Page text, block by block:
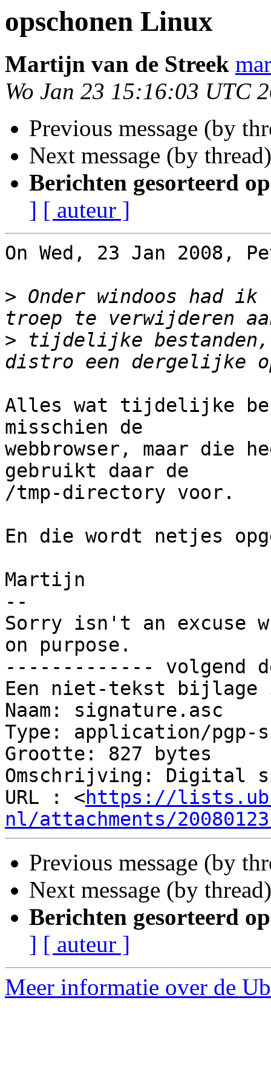
opschonen Linux
Martijn van de Streek
Wo Jan 23 15:16:03 UTC
Previous message (by
Next message (by
Berichten gesorteerd
] [ auteur ]
On Wed, 23 Jan 2008,
> Onder windoos had
> tijdelijke bestanden,
Alles wat tijdelijke
misschien de
webbrowser, maar die
gebruikt daar de
/tmp-directory voor.
En die wordt netjes
Martijn
--
Sorry isn't an excuse
on purpose.
------------- volgend
Een niet-tekst
Naam: signature.asc
Type: application/pgp-
Grootte: 827 bytes
Omschrijving: Digital
URL : <https://
nl/attachments/
Previous message (by
Next message (by
Berichten gesorteerd
] [ auteur ]
Meer informatie over de